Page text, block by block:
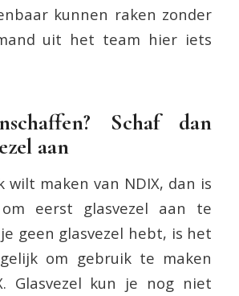
kunnen raken zonder
uit het team hier iets
Schaf dan
aan
wilt maken van NDIX, dan is
eerst glasvezel aan te
geen glasvezel hebt, is het
om gebruik te maken
Glasvezel kun je nog niet